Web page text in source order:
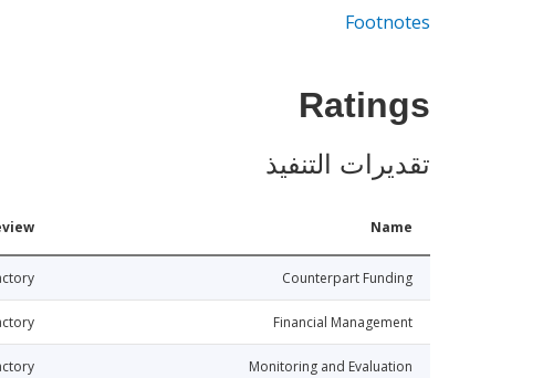
Footnotes
Ratings
تقديرات التنفيذ
Name
Counterpart Funding
Financial Management
Monitoring and Evaluation